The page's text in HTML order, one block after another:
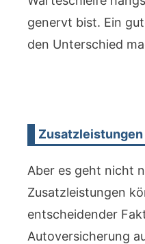
genervt bist. Ein
den Unterschied
Zusatzleistungen
Aber es geht nicht
Zusatzleistungen
entscheidender
Autoversicherung